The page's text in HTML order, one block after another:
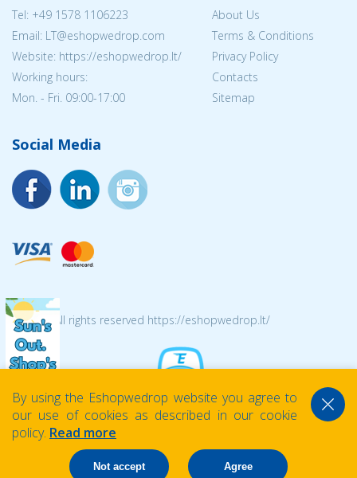
Tel: +49 1578 1106223
Email: LT@eshopwedrop.com
Website: https://eshopwedrop.lt/
Working hours:
Mon. - Fri. 09:00-17:00
About Us
Terms & Conditions
Privacy Policy
Contacts
Sitemap
Social Media
© 2026 All rights reserved https://eshopwedrop.lt/
By using the Eshopwedrop website you agree to
our use of cookies as described in our cookie
policy. Read more
Not accept Agree